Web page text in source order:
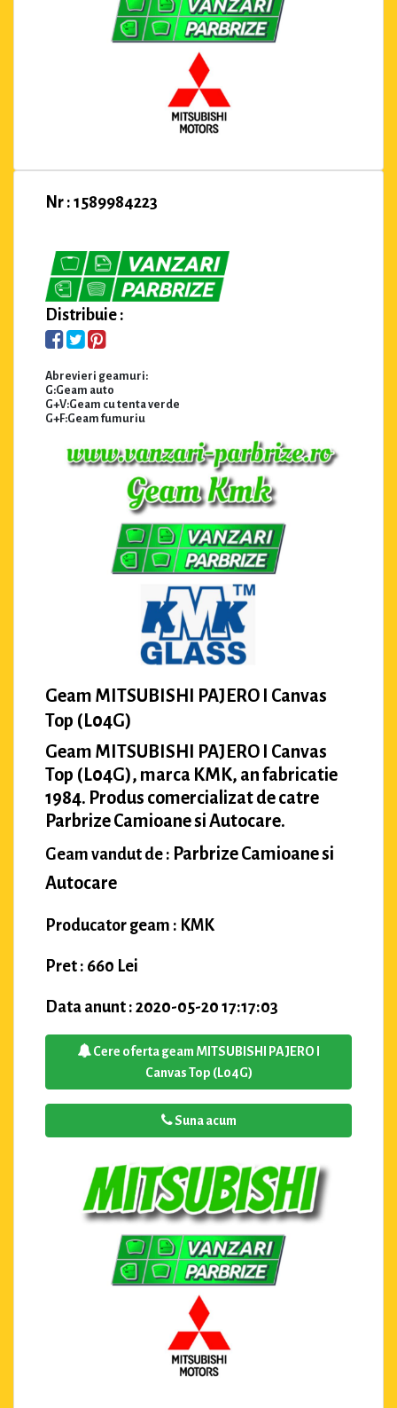
Nr : 1589984223
Distribuie :
Abrevieri geamuri:
G:Geam auto
G+V:Geam cu tenta verde
G+F:Geam fumuriu
Geam MITSUBISHI PAJERO I Canvas
Top (L04G)
Geam MITSUBISHI PAJERO I Canvas
Top (L04G), marca KMK, an fabricatie
1984. Produs comercializat de catre
Parbrize Camioane si Autocare.
Geam vandut de : Parbrize Camioane si
Autocare
Producator geam : KMK
Pret : 660 Lei
Data anunt : 2020-05-20 17:17:03
Cere oferta geam MITSUBISHI PAJERO I
Canvas Top (L04G)
Suna acum